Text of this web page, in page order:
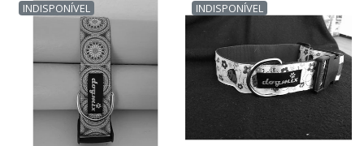
INDISPONÍVEL INDISPONÍVEL